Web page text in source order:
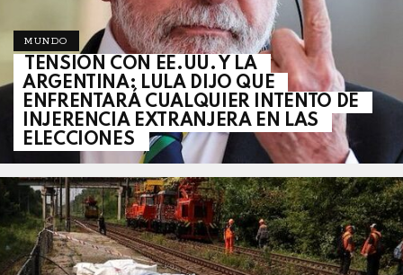
MUNDO
TENSIÓN CON EE.UU. Y LA
ARGENTINA: LULA DIJO QUE
ENFRENTARÁ CUALQUIER INTENTO DE
INJERENCIA EXTRANJERA EN LAS
ELECCIONES